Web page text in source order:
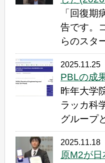
「回復
告です。
らのスタ
2025.11.25
PBLの成
昨年大学
ラッカ科
グループ
2025.11.18
原M2が